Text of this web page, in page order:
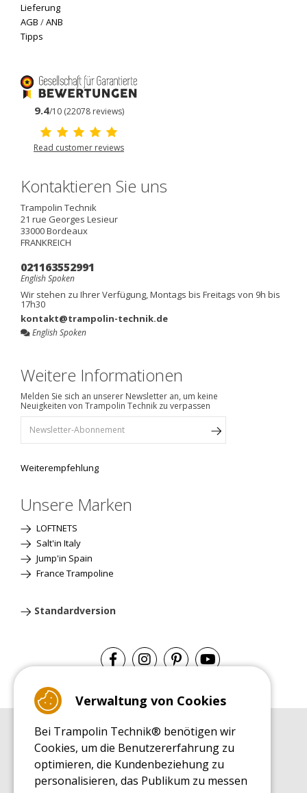
Lieferung
AGB /ANB
Tipps
9.4/10 (22078 reviews)
Read customer reviews
Kontaktieren Sie uns
Trampolin Technik
21 rue Georges Lesieur
33000Bordeaux
FRANKREICH
021163552991
English Spoken
Wir stehen zu Ihrer Verfügung, Montags bis Freitags von 9h bis
17h30
kontakt@trampolin-technik.de
English Spoken
Weitere Informationen
Melden Sie sich an unserer Newsletter an, um keine
Neuigkeiten von Trampolin Technik zu verpassen
Weiterempfehlung
Unsere Marken
LOFTNETS
Salt'in Italy
Jump'in Spain
France Trampoline
Standardversion
EINKAUFSRATGEBER
Einkaufsratgeber
MONTAGE RATGEBER
Montagehinweise für ein Freizeit Trampolin
Verwaltung von Cookies
Bei Trampolin Technik® benötigen wir
Cookies, um die Benutzererfahrung zu
optimieren, die Kundenbeziehung zu
personalisieren, das Publikum zu messen